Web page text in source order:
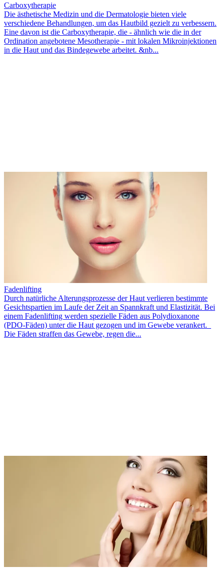
Carboxytherapie
Die ästhetische Medizin und die Dermatologie bieten viele
verschiedene Behandlungen, um das Hautbild gezielt zu verbessern.
Eine davon ist die Carboxytherapie, die - ähnlich wie die in der
Ordination angebotene Mesotherapie - mit lokalen Mikroinjektionen
in die Haut und das Bindegewebe arbeitet. &nb...
Fadenlifting
Durch natürliche Alterungsprozesse der Haut verlieren bestimmte
Gesichtspartien im Laufe der Zeit an Spannkraft und Elastizität. Bei
einem Fadenlifting werden spezielle Fäden aus Polydioxanone
(PDO-Fäden) unter die Haut gezogen und im Gewebe verankert.
Die Fäden straffen das Gewebe, regen die...